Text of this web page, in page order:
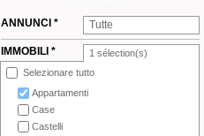
ANNUNCI *
Tutte
IMMOBILI * 1 sélection(s)
Selezionare tutto
Appartamenti
Case
Castelli